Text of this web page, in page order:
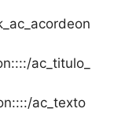
ac_titulo_
ac_texto